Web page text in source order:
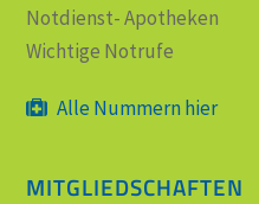
Notdienst- Apotheken
Wichtige Notrufe
Alle Nummern hier
MITGLIEDSCHAFTEN